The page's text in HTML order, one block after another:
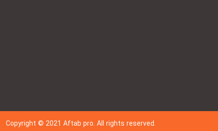
Copyright © 202 1Aftab pro. All rights reserved.